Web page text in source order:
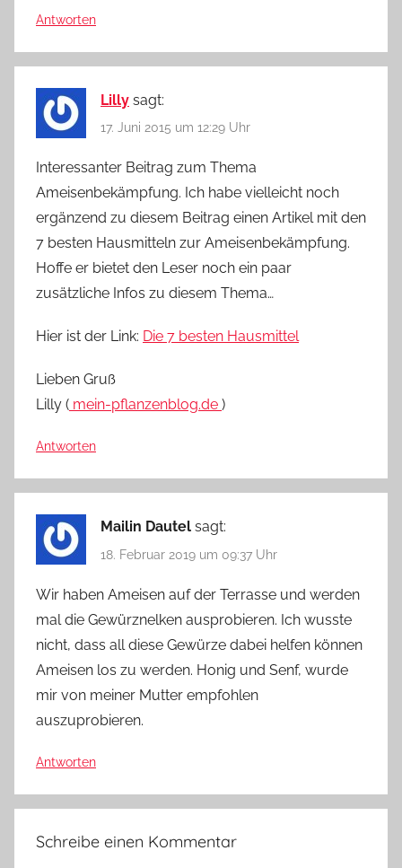
Antworten
Lilly sagt:
17. Juni 2015 um 12:29 Uhr
Interessanter Beitrag zum Thema
Ameisenbekämpfung. Ich habe vielleicht noch
ergänzend zu diesem Beitrag einen Artikel mit den
7 besten Hausmitteln zur Ameisenbekämpfung.
Hoffe er bietet den Leser noch ein paar
zusätzliche Infos zu diesem Thema…
Hier ist der Link: Die 7 besten Hausmittel
Lieben Gruß
Lilly ( mein-pflanzenblog.de )
Antworten
Mailin Dautel sagt:
18. Februar 2019 um 09:37 Uhr
Wir haben Ameisen auf der Terrasse und werden
mal die Gewürznelken ausprobieren. Ich wusste
nicht, dass all diese Gewürze dabei helfen können
Ameisen los zu werden. Honig und Senf, wurde
mir von meiner Mutter empfohlen
auszuprobieren.
Antworten
Schreibe einen Kommentar